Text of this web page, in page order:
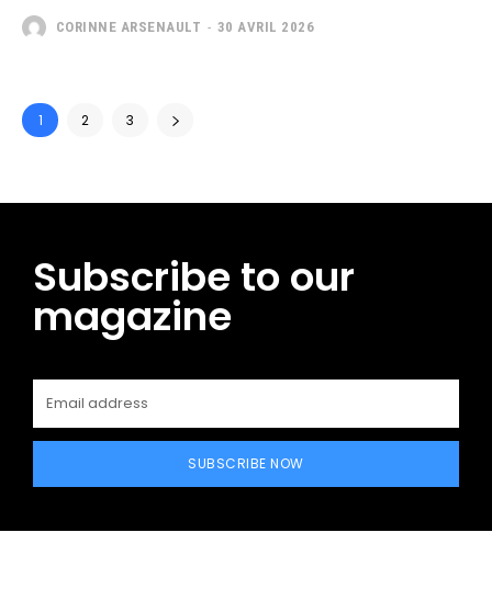
CORINNE ARSENAULT - 30 AVRIL 2026
1 2 3
Subscribe to our
magazine
SUBSCRIBE NOW